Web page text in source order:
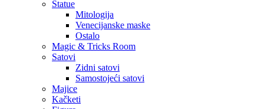
Statue
Mitologija
Venecijanske maske
Ostalo
Magic & Tricks Room
Satovi
Zidni satovi
Samostojeći satovi
Majice
Kačketi